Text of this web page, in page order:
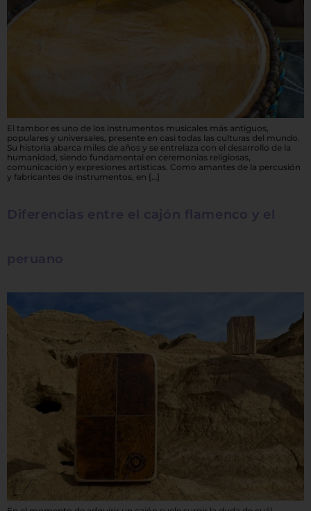
El tambor es uno de los instrumentos musicales más antiguos,
populares y universales, presente en casi todas las culturas del mundo.
Su historia abarca miles de años y se entrelaza con el desarrollo de la
humanidad, siendo fundamental en ceremonias religiosas,
comunicación y expresiones artísticas. Como amantes de la percusión
y fabricantes de instrumentos, en […]
Diferencias entre el cajón flamenco y el
peruano